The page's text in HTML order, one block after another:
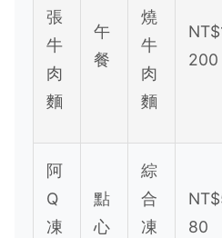
張
牛
肉
麵
午
餐
燒
牛
肉
麵
200
阿
Q
凍
點
心
綜
合
凍
80